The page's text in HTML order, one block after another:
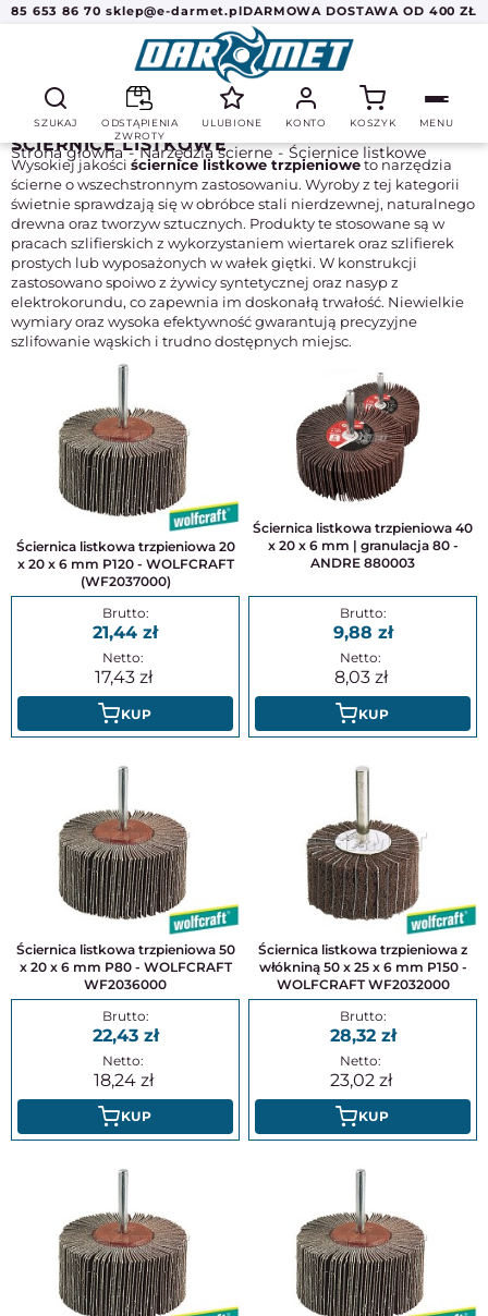
85 653 86 70 sklep@e-darmet.plDARMOWA DOSTAWA OD 400 ZŁ
SZUKAJ
ODSTĄPIENIA
ZWROTY
ULUBIONE KONTO KOSZYK MENU
Strona główna Narzędzia ścierne Ściernice listkowe
ŚCIERNICE LISTKOWE
Wysokiej jakości ściernice listkowe trzpienioweto narzędzia
ścierne o wszechstronnym zastosowaniu. Wyroby z tej kategorii
świetnie sprawdzają się w obróbce stali nierdzewnej, naturalnego
drewna oraz tworzyw sztucznych. Produkty te stosowane są w
pracach szlifierskich z wykorzystaniem wiertarek oraz szlifierek
prostych lub wyposażonych w wałek giętki. W konstrukcji
zastosowano spoiwo z żywicy syntetycznej oraz nasyp z
elektrokorundu, co zapewnia im doskonałą trwałość. Niewielkie
wymiary oraz wysoka efektywność gwarantują precyzyjne
szlifowanie wąskich i trudno dostępnych miejsc.
Ściernica listkowa trzpieniowa 20
x 20 x 6 mm P120 - WOLFCRAFT
(WF2037000)
21,44
17,43
KUP
Ściernica listkowa trzpieniowa 40
x 20 x 6 mm | granulacja 80 -
ANDRE 880003
9,88
8,03
KUP
Ściernica listkowa trzpieniowa 50
x 20 x 6 mm P80 - WOLFCRAFT
WF2036000
22,43
18,24
KUP
Ściernica listkowa trzpieniowa z
włókniną 50 x 25 x 6 mm P150 -
WOLFCRAFT WF2032000
28,32
23,02
KUP